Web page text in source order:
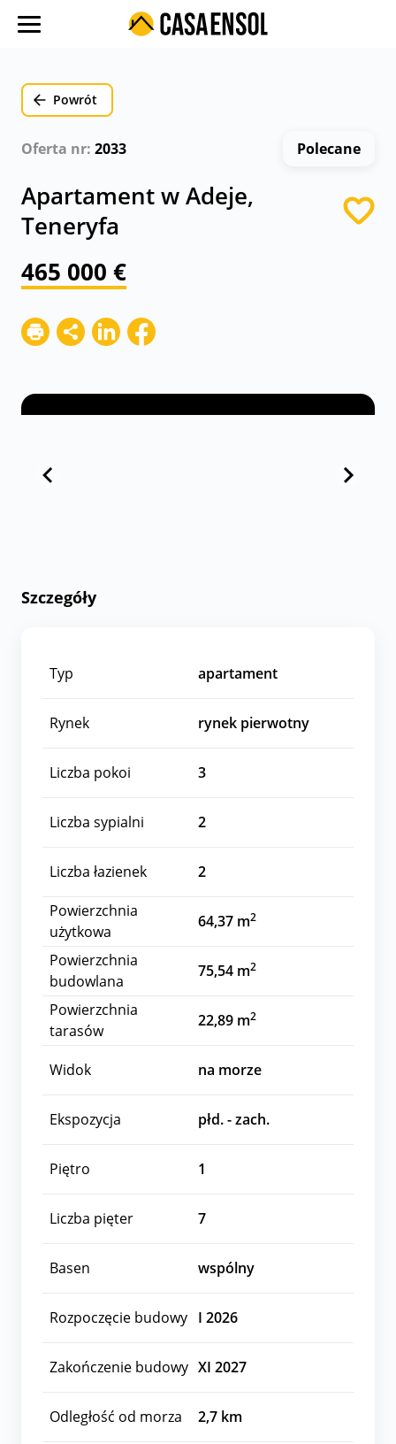
Oferty w regionach
Koszty
Blog
Kontakt
Powrót
Oferta nr: 2033 Polecane
Apartament w Adeje,
Teneryfa
465 000 €
Szczegóły
Typ apartament
Rynek rynek pierwotny
Liczba pokoi 3
Liczba sypialni 2
Liczba łazienek
2
Powierzchnia
użytkowa
64,37 m2
Powierzchnia
budowlana
75,54 m2
Powierzchnia
tarasów
22,89 m2
Widok na morze
Ekspozycja płd. - zach.
Piętro 1
Liczba pięter 7
Basen wspólny
Rozpoczęcie budowy I 2026
Zakończenie budowy XI 2027
Odległość od morza 2,7 km